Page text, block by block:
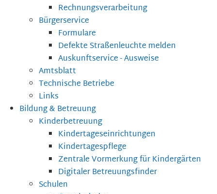
Rechnungsverarbeitung
Bürgerservice
Formulare
Defekte Straßenleuchte melden
Auskunftservice - Ausweise
Amtsblatt
Technische Betriebe
Links
Bildung & Betreuung
Kinderbetreuung
Kindertageseinrichtungen
Kindertagespflege
Zentrale Vormerkung für Kindergärten
Digitaler Betreuungsfinder
Schulen